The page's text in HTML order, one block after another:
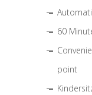
60
point